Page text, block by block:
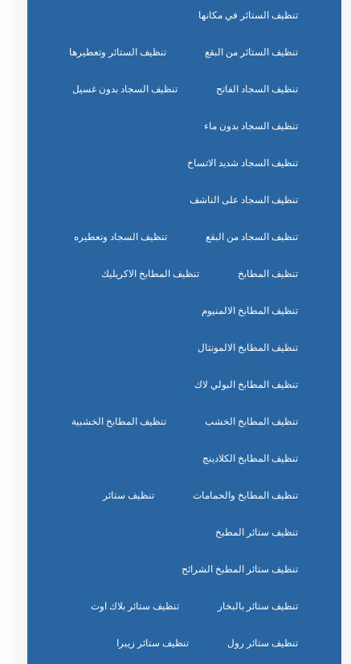
تنظيف الستائر في مكانها
تنظيف الستائر من البقع تنظيف الستائر وتعطيرها
تنظيف السجاد الفاتح تنظيف السجاد بدون غسيل
تنظيف السجاد بدون ماء
تنظيف السجاد شديد الاتساخ
تنظيف السجاد على الناشف
تنظيف السجاد من البقع تنظيف السجاد وتعطيره
تنظيف المطابخ تنظيف المطابخ الاكريليك
تنظيف المطابخ الالمنيوم
تنظيف المطابخ الالمونتال
تنظيف المطابخ البولي لاك
تنظيف المطابخ الخشب تنظيف المطابخ الخشبية
تنظيف المطابخ الكلادينج
تنظيف المطابخ والحمامات تنظيف ستائر
تنظيف ستائر المطبخ
تنظيف ستائر المطبخ الشرائح
تنظيف ستائر بالبخار تنظيف ستائر بلاك اوت
تنظيف ستائر رول تنظيف ستائر زيبرا